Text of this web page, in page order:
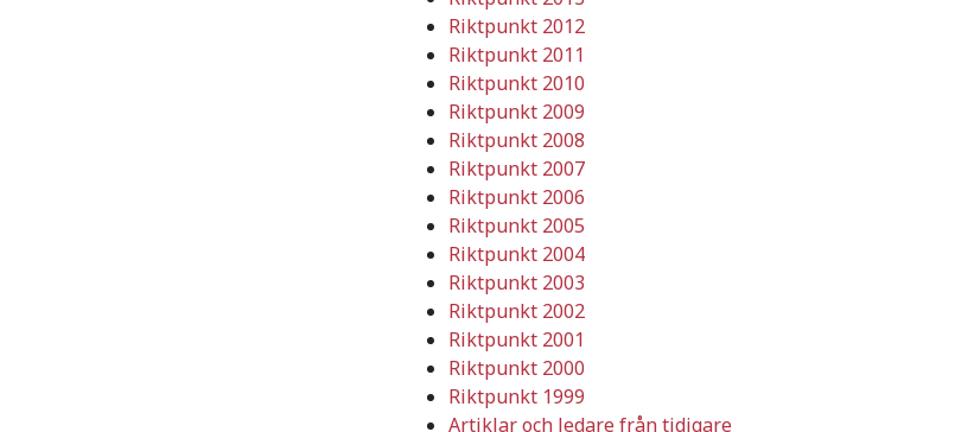
Riktpunkt 2012
Riktpunkt 2011
Riktpunkt 2010
Riktpunkt 2009
Riktpunkt 2008
Riktpunkt 2007
Riktpunkt 2006
Riktpunkt 2005
Riktpunkt 2004
Riktpunkt 2003
Riktpunkt 2002
Riktpunkt 2001
Riktpunkt 2000
Riktpunkt 1999
Artiklar och ledare från tidigare